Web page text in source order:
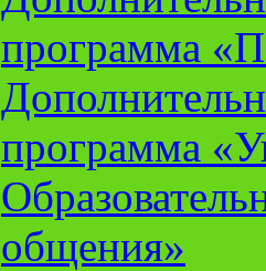
программа
программа
общения»